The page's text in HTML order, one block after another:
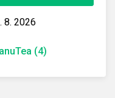
8. 2026
(4)